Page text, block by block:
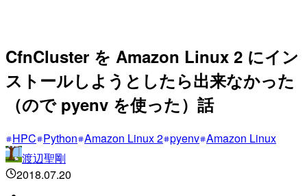
CfnCluster を Amazon Linux 2 にイン
ストールしようとしたら出来なかった
（ので pyenv を使った）話
HPC Python Amazon Linux 2 pyenv Amazon Linux
渡辺聖剛
2018.07.20